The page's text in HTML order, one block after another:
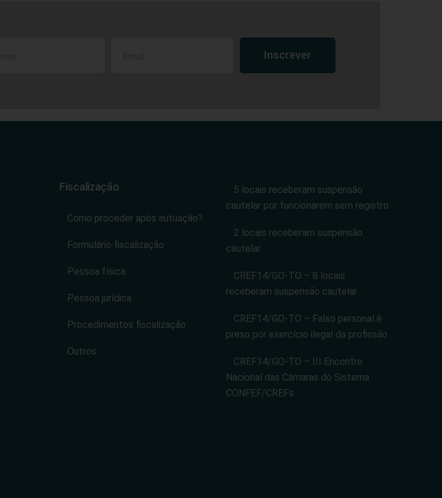
Inscrever
Fiscalização
Como proceder após autuação?
Formulário fiscalização
Pessoa física
Pessoa jurídica
Procedimentos fiscalização
Outros
5 locais receberam suspensão
cautelar por funcionarem sem registro
2 locais receberam suspensão
cautelar
CREF14/GO-TO – 8 locais
receberam suspensão cautelar
CREF14/GO-TO – Falso personal é
preso por exercício ilegal da profissão
CREF14/GO-TO – III Encontro
Nacional das Câmaras do Sistema
CONFEF/CREFs